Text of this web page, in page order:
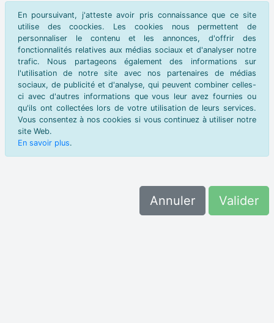
En poursuivant, j'atteste avoir pris connaissance que ce site
utilise des coockies. Les cookies nous permettent de
personnaliser le contenu et les annonces, d'offrir des
fonctionnalités relatives aux médias sociaux et d'analyser notre
trafic. Nous partageons également des informations sur
l'utilisation de notre site avec nos partenaires de médias
sociaux, de publicité et d'analyse, qui peuvent combiner celles-
ci avec d'autres informations que vous leur avez fournies ou
qu'ils ont collectées lors de votre utilisation de leurs services.
Vous consentez à nos cookies si vous continuez à utiliser notre
site Web.
En savoir plus.
Annuler Valider